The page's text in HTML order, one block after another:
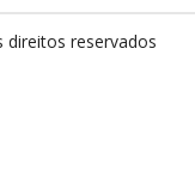
reservados